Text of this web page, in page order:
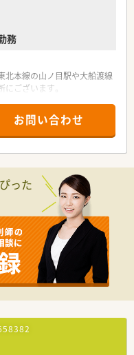
務
北本線の山ノ目駅や大船渡線
ございます。
るのが特徴です。
受け付けており、多種多様
揃えています。
に根差した温かい調剤薬局
いる会社です。
指して前進している企業
切にする代表が運営して
群な点も魅力です。
ない環境のため、ワーク
に最適です。
った、経営や店舗運営に近い
ストレスなく周囲と協調し
タリです。
お問い合わせ
った